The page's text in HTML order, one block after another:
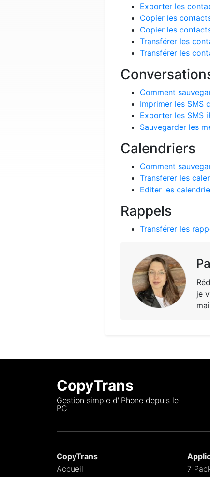
Exporter les
Copier les
Copier les
Transférer les
Transférer les
Comment
Imprimer les SMS
Exporter les SMS
Sauvegarder les
Calendriers
Comment
Transférer les
Editer les
Rappels
Transférer les
je
CopyTrans
Gestion simple d'iPhone depuis le
PC
CopyTrans
Accueil
7